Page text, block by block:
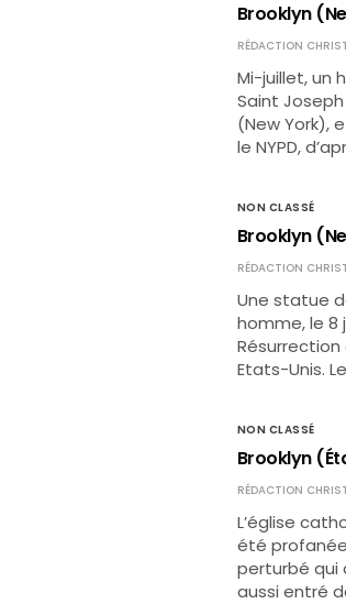
Brooklyn
RÉDACTION
Mi-juillet, un
Saint
(New York),
le NYPD,
NON CLASSÉ
Brooklyn
RÉDACTION
Une statue
homme, le 8
Résurrection
Etats-Unis.
NON CLASSÉ
Brooklyn
RÉDACTION
L’église
été
perturbé qui
aussi entré